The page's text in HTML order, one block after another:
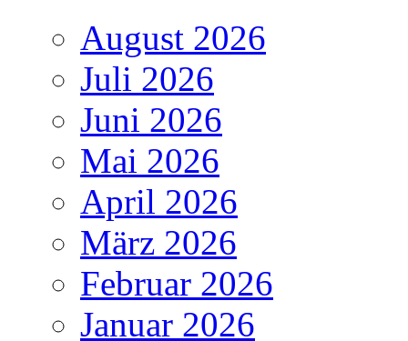
August 2026
Juli 2026
Juni 2026
Mai 2026
April 2026
März 2026
Februar 2026
Januar 2026